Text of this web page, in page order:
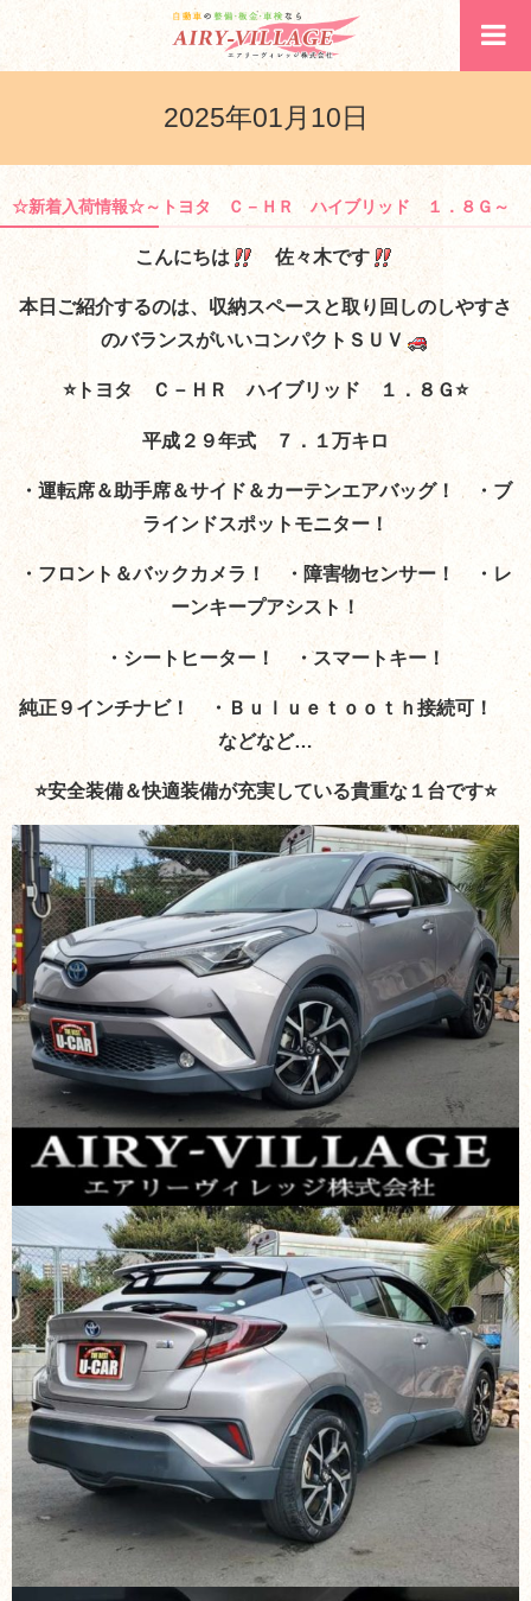
2025年01月10日
☆新着入荷情報☆～トヨタ Ｃ－ＨＲ ハイブリッド １．８Ｇ～
こんにちは 佐々木です
本日ご紹介するのは、収納スペースと取り回しのしやすさ
のバランスがいいコンパクトＳＵＶ
⭐トヨタ Ｃ－ＨＲ ハイブリッド １．８Ｇ⭐
平成２９年式 ７．１万キロ
・運転席＆助手席＆サイド＆カーテンエアバッグ！ ・ブ
ラインドスポットモニター！
・フロント＆バックカメラ！ ・障害物センサー！ ・レ
ーンキープアシスト！
・シートヒーター！ ・スマートキー！
純正９インチナビ！ ・Ｂｕｌｕｅｔｏｏｔｈ接続可！
などなど…
⭐安全装備＆快適装備が充実している貴重な１台です⭐